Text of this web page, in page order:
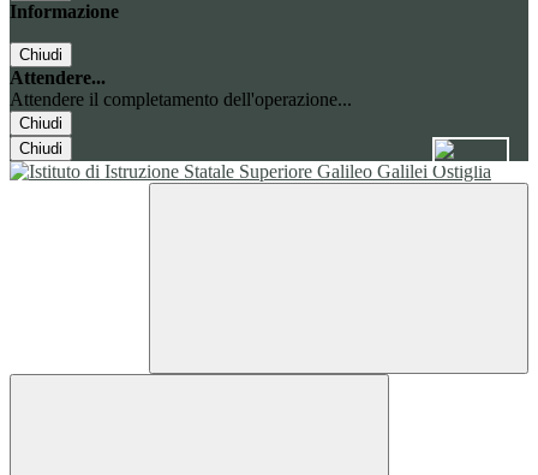
Informazione
Chiudi
Attendere...
Attendere il completamento dell'operazione...
Chiudi
Chiudi